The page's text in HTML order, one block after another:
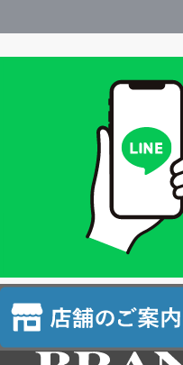
査
定
店
舗
の